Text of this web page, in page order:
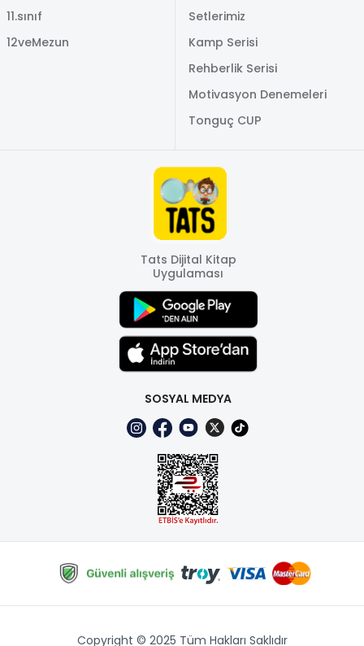
11.sınıf
12veMezun
Setlerimiz
Kamp Serisi
Rehberlik Serisi
Motivasyon Denemeleri
Tonguç CUP
Tats Dijital Kitap
Uygulaması
SOSYAL MEDYA
Copyright © 2025 Tüm Hakları Saklıdır